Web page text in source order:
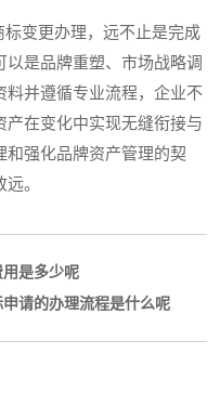
变更办理，远不止是完成
是品牌重塑、市场战略调
料并遵循专业流程，企业不
在变化中实现无缝衔接与
和强化品牌资产管理的契
。
是多少呢
请的办理流程是什么呢